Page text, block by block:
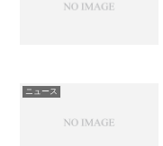
ニュース